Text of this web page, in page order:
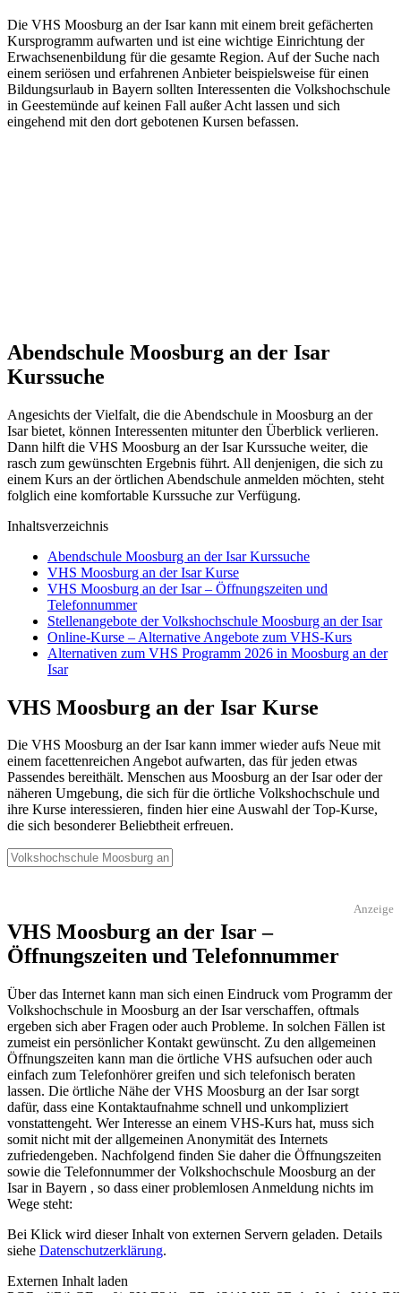
Die VHS Moosburg an der Isar kann mit einem breit gefächerten
Kursprogramm aufwarten und ist eine wichtige Einrichtung der
Erwachsenenbildung für die gesamte Region. Auf der Suche nach
einem seriösen und erfahrenen Anbieter beispielsweise für einen
Bildungsurlaub in Bayern sollten Interessenten die Volkshochschule
in Geestemünde auf keinen Fall außer Acht lassen und sich
eingehend mit den dort gebotenen Kursen befassen.
Abendschule Moosburg an der Isar
Kurssuche
Angesichts der Vielfalt, die die Abendschule in Moosburg an der
Isar bietet, können Interessenten mitunter den Überblick verlieren.
Dann hilft die VHS Moosburg an der Isar Kurssuche weiter, die
rasch zum gewünschten Ergebnis führt. All denjenigen, die sich zu
einem Kurs an der örtlichen Abendschule anmelden möchten, steht
folglich eine komfortable Kurssuche zur Verfügung.
Inhaltsverzeichnis
Abendschule Moosburg an der Isar Kurssuche
VHS Moosburg an der Isar Kurse
VHS Moosburg an der Isar – Öffnungszeiten und
Telefonnummer
Stellenangebote der Volkshochschule Moosburg an der Isar
Online-Kurse – Alternative Angebote zum VHS-Kurs
Alternativen zum VHS Programm 2026 in Moosburg an der
Isar
VHS Moosburg an der Isar Kurse
Die VHS Moosburg an der Isar kann immer wieder aufs Neue mit
einem facettenreichen Angebot aufwarten, das für jeden etwas
Passendes bereithält. Menschen aus Moosburg an der Isar oder der
näheren Umgebung, die sich für die örtliche Volkshochschule und
ihre Kurse interessieren, finden hier eine Auswahl der Top-Kurse,
die sich besonderer Beliebtheit erfreuen.
Anzeige
VHS Moosburg an der Isar –
Öffnungszeiten und Telefonnummer
Über das Internet kann man sich einen Eindruck vom Programm der
Volkshochschule in Moosburg an der Isar verschaffen, oftmals
ergeben sich aber Fragen oder auch Probleme. In solchen Fällen ist
zumeist ein persönlicher Kontakt gewünscht. Zu den allgemeinen
Öffnungszeiten kann man die örtliche VHS aufsuchen oder auch
einfach zum Telefonhörer greifen und sich telefonisch beraten
lassen. Die örtliche Nähe der VHS Moosburg an der Isar sorgt
dafür, dass eine Kontaktaufnahme schnell und unkompliziert
vonstattengeht. Wer Interesse an einem VHS-Kurs hat, muss sich
somit nicht mit der allgemeinen Anonymität des Internets
zufriedengeben. Nachfolgend finden Sie daher die Öffnungszeiten
sowie die Telefonnummer der Volkshochschule Moosburg an der
Isar in Bayern , so dass einer problemlosen Anmeldung nichts im
Wege steht:
Bei Klick wird dieser Inhalt von externen Servern geladen. Details
siehe Datenschutzerklärung.
Externen Inhalt laden